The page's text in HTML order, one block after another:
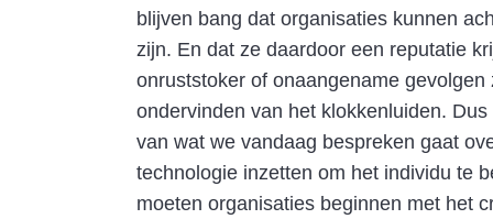
blijven bang dat organisaties kunnen
zijn. En dat ze daardoor een reputatie
onruststoker of onaangename gevolgen
ondervinden van het klokkenluiden.
van wat we vandaag bespreken gaat
technologie inzetten om het individu te
moeten organisaties beginnen met het